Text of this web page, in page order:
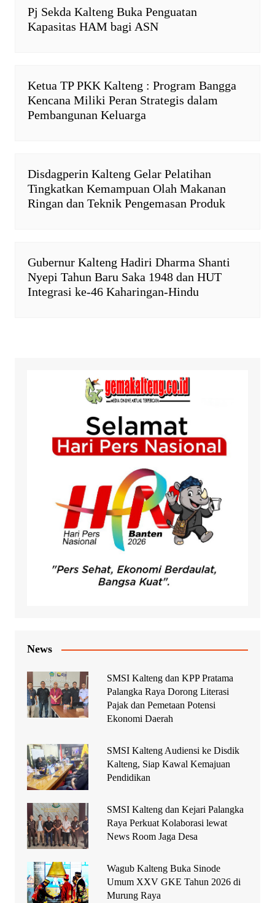
e
Pj Sekda Kalteng Buka Penguatan
Kapasitas HAM bagi ASN
Ketua TP PKK Kalteng : Program Bangga
Kencana Miliki Peran Strategis dalam
Pembangunan Keluarga
Disdagperin Kalteng Gelar Pelatihan
Tingkatkan Kemampuan Olah Makanan
Ringan dan Teknik Pengemasan Produk
Gubernur Kalteng Hadiri Dharma Shanti
Nyepi Tahun Baru Saka 1948 dan HUT
Integrasi ke-46 Kaharingan-Hindu
News
SMSI Kalteng dan KPP Pratama
Palangka Raya Dorong Literasi
Pajak dan Pemetaan Potensi
Ekonomi Daerah
SMSI Kalteng Audiensi ke Disdik
Kalteng, Siap Kawal Kemajuan
Pendidikan
SMSI Kalteng dan Kejari Palangka
Raya Perkuat Kolaborasi lewat
News Room Jaga Desa
Wagub Kalteng Buka Sinode
Umum XXV GKE Tahun 2026 di
Murung Raya